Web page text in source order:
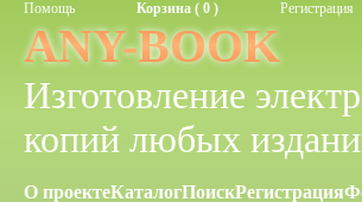
Помощь Корзина ( 0 ) Регистрация
ANY-BOOK
Изготовление
копий любых
О проектеКаталогПоискРегистрация